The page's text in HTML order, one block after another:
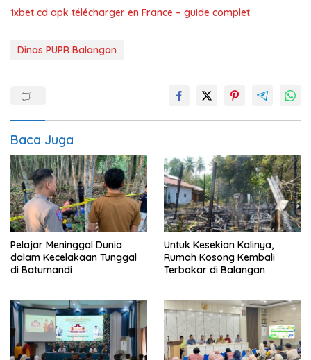
1xbet cd apk télécharger en France – guide complet
Dinas PUPR Balangan
Baca Juga
Pelajar Meninggal Dunia
dalam Kecelakaan Tunggal
di Batumandi
Untuk Kesekian Kalinya,
Rumah Kosong Kembali
Terbakar di Balangan